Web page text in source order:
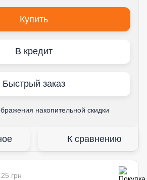
Купить
В кредит
Быстрый заказ
накопительной скидки
К сравнению
грн